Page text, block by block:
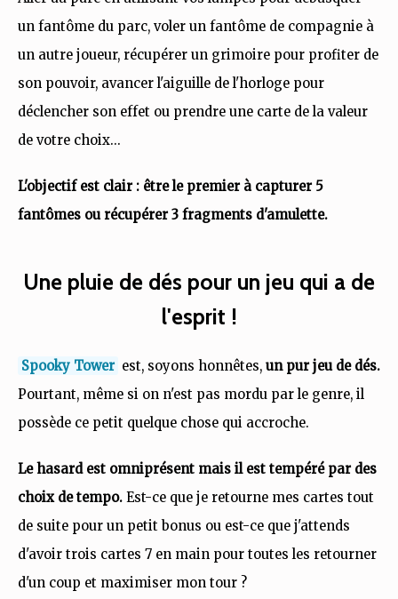
un fantôme du parc, voler un fantôme de compagnie à
un autre joueur, récupérer un grimoire pour profiter de
son pouvoir, avancer l'aiguille de l'horloge pour
déclencher son effet ou prendre une carte de la valeur
de votre choix…
L'objectif est clair : être le premier à capturer 5
fantômes ou récupérer 3 fragments d'amulette.
Une pluie de dés pour un jeu qui a de
l'esprit !
Spooky Tower est, soyons honnêtes, un pur jeu de dés.
Pourtant, même si on n'est pas mordu par le genre, il
possède ce petit quelque chose qui accroche.
Le hasard est omniprésent mais il est tempéré par des
choix de tempo. Est-ce que je retourne mes cartes tout
de suite pour un petit bonus ou est-ce que j'attends
d'avoir trois cartes 7 en main pour toutes les retourner
d'un coup et maximiser mon tour ?